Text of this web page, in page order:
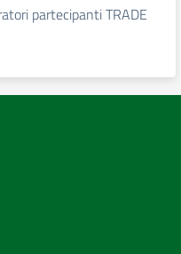
partecipanti TRADE